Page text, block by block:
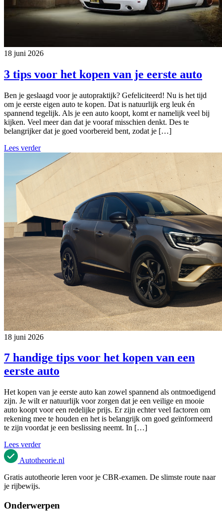
18 juni 2026
3 tips voor het kopen van je eerste auto
Ben je geslaagd voor je autopraktijk? Gefeliciteerd! Nu is het tijd
om je eerste eigen auto te kopen. Dat is natuurlijk erg leuk én
spannend tegelijk. Als je een auto koopt, komt er namelijk veel bij
kijken. Veel meer dan dat je vooraf misschien denkt. Des te
belangrijker dat je goed voorbereid bent, zodat je […]
Lees verder
18 juni 2026
7 handige tips voor het kopen van een
eerste auto
Het kopen van je eerste auto kan zowel spannend als ontmoedigend
zijn. Je wilt er natuurlijk voor zorgen dat je een veilige en mooie
auto koopt voor een redelijke prijs. Er zijn echter veel factoren om
rekening mee te houden en het is belangrijk om goed geïnformeerd
te zijn voordat je een beslissing neemt. In […]
Lees verder
Autotheorie.nl
Gratis autotheorie leren voor je CBR-examen. De slimste route naar
je rijbewijs.
Onderwerpen